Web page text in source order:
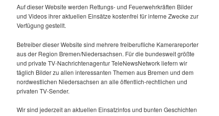
Auf dieser Website werden Rettungs- und Feuerwehrkräften Bilder
und Videos ihrer aktuellen Einsätze kostenfrei für interne Zwecke zur
Verfügung gestellt.
Betreiber dieser Website sind mehrere freiberufliche Kamerareporter
aus der Region Bremen/Niedersachsen. Für die bundesweit größte
und private TV-Nachrichtenagentur TeleNewsNetwork liefern wir
täglich Bilder zu allen interessanten Themen aus Bremen und dem
nordwestlichen Niedersachsen an alle öffentlich-rechtlichen und
privaten TV-Sender.
Wir sind jederzeit an aktuellen Einsatzinfos und bunten Geschichten